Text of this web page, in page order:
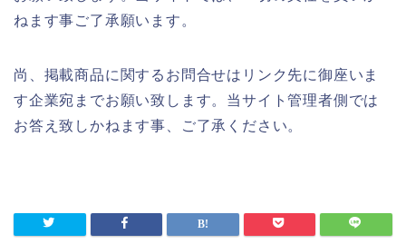
ねます事ご了承願います。
尚、掲載商品に関するお問合せはリンク先に御座いま
す企業宛までお願い致します。当サイト管理者側では
お答え致しかねます事、ご了承ください。